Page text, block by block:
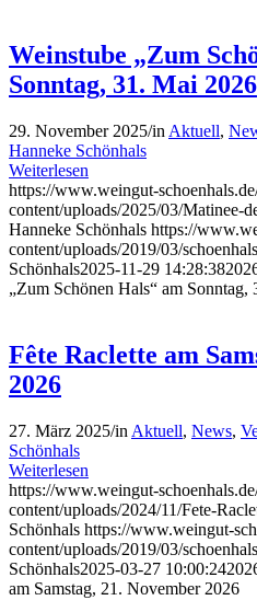
Weinstube „Zum
Sonntag, 31. Mai 2026
29. November 2025/in Aktuell,
Hanneke Schönhals
Weiterlesen
https://www.weingut-
content/uploads/2025/03/Matinee-
Hanneke Schönhals https://
content/uploads/2019/03/
Schönhals2025-11-29 14:28:38
„Zum Schönen Hals“ am Sonntag,
Fête Raclette am
2026
27. März 2025/in Aktuell, News,
Schönhals
Weiterlesen
https://www.weingut-
content/uploads/2024/11/Fete-
Schönhals https://www.weingut-
content/uploads/2019/03/
Schönhals2025-03-27 10:00:24
am Samstag, 21. November 2026